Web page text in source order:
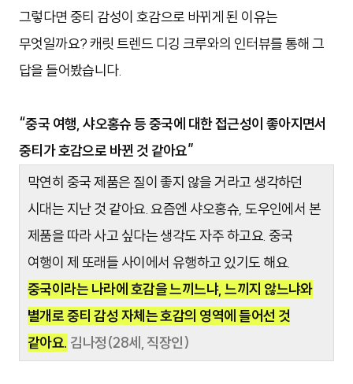
그렇다면 중티 감성이 호감으로 바뀌게 된 이유는
무엇일까요? 캐릿 트렌드 디깅 크루와의 인터뷰를 통해 그
답을 들어봤습니다.
“중국 여행, 샤오홍슈 등 중국에 대한 접근성이 좋아지면서
중티가 호감으로 바뀐 것 같아요”
막연히 중국 제품은 질이 좋지 않을 거라고 생각하던
시대는 지난 것 같아요. 요즘엔 샤오홍슈, 도우인에서 본
제품을 따라 사고 싶다는 생각도 자주 하고요. 중국
여행이 제 또래들 사이에서 유행하고 있기도 해요.
중국이라는 나라에 호감을 느끼느냐, 느끼지 않느냐와
별개로 중티 감성 자체는 호감의 영역에 들어선 것
같아요. 김나정(28세, 직장인)